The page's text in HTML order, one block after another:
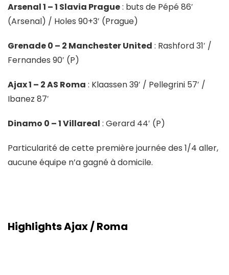
Arsenal 1 – 1 Slavia Prague: buts de Pépé 86′
(Arsenal) / Holes 90+3′ (Prague)
Grenade 0 – 2 Manchester United : Rashford 31′ /
Fernandes 90′ (P)
Ajax 1 – 2 AS Roma : Klaassen 39′ / Pellegrini 57′ /
Ibanez 87′
Dinamo 0 – 1 Villareal : Gerard 44′ (P)
Particularité de cette première journée des 1/4 aller,
aucune équipe n’a gagné à domicile.
Highlights Ajax / Roma